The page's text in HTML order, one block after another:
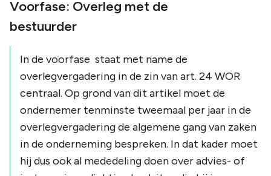
Voorfase: Overleg met de
bestuurder
In de voorfase staat met name de
overlegvergadering in de zin van art. 24 WOR
centraal. Op grond van dit artikel moet de
ondernemer tenminste tweemaal per jaar in de
overlegvergadering de algemene gang van zaken
in de onderneming bespreken. In dat kader moet
hij dus ook al mededeling doen over advies- of